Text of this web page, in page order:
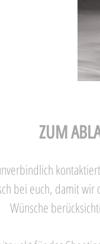
ZUM
bei euch, damit
Wünsche